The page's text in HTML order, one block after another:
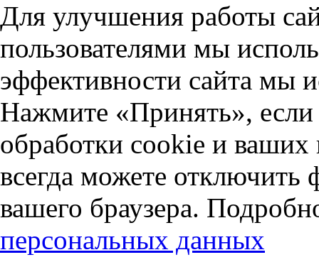
Для улучшения работы
пользователями мы
эффективности сайта мы
Нажмите «Принять», если
обработки cookie и
всегда можете отключить
вашего браузера.
персональных данных